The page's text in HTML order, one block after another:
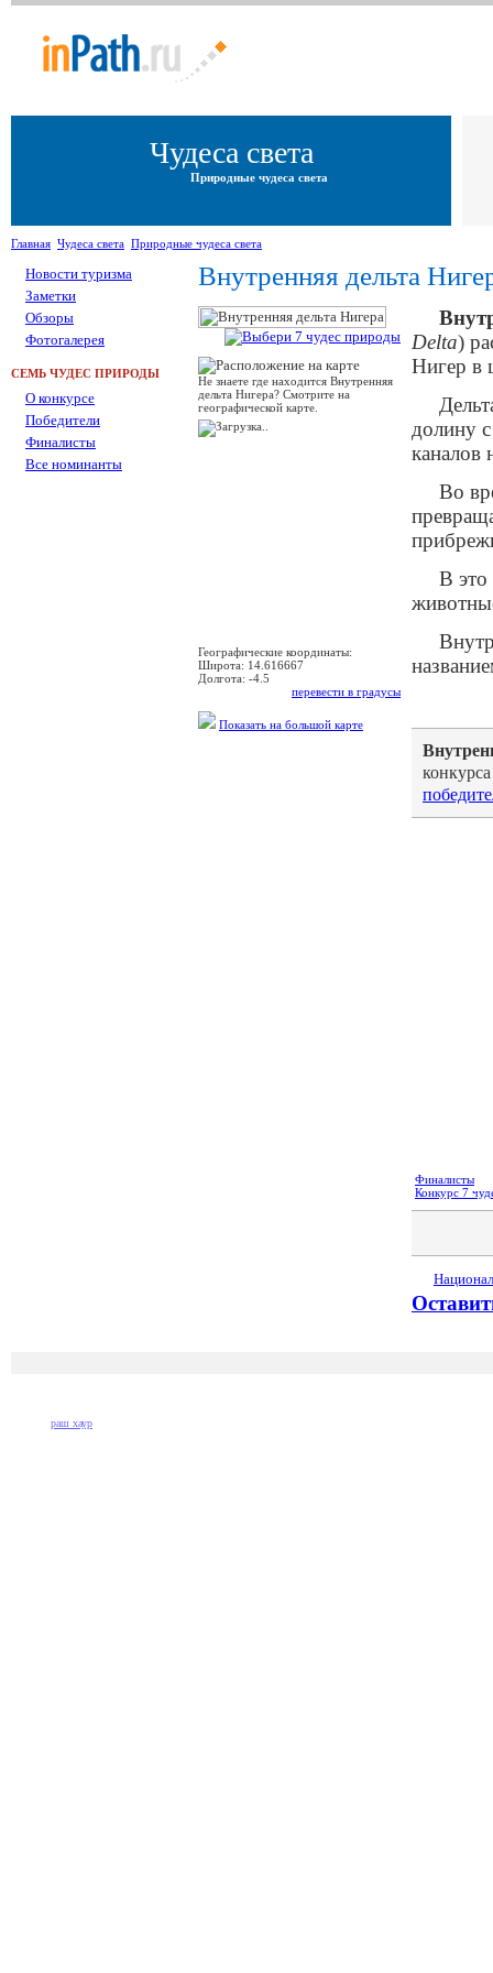
Чудеса света
Природные чудеса света
Главная Чудеса света Природные чудеса света
Новости туризма
Заметки
Обзоры
Фотогалерея
СЕМЬ ЧУДЕС ПРИРОДЫ
О конкурсе
Победители
Финалисты
Все номинанты
Внутренняя дельта
Не знаете где находится Внутренняя
дельта Нигера? Смотрите на
географической карте.
Географические координаты:
Широта: 14.616667
Долгота: -4.5
перевести в градусы
Показать на большой карте
Delta)
Нигер в
долину
каналов
Во
В это
Финалисты
Конкурс 7
раш хаур